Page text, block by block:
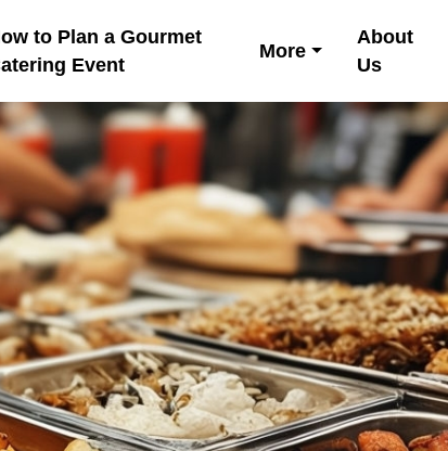
to Plan a Gourmet
Event
More
About
Us